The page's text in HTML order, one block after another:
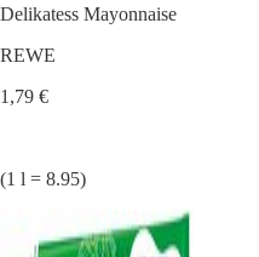
Delikatess Mayonnaise
REWE
1,79 €
(1 l = 8.95)